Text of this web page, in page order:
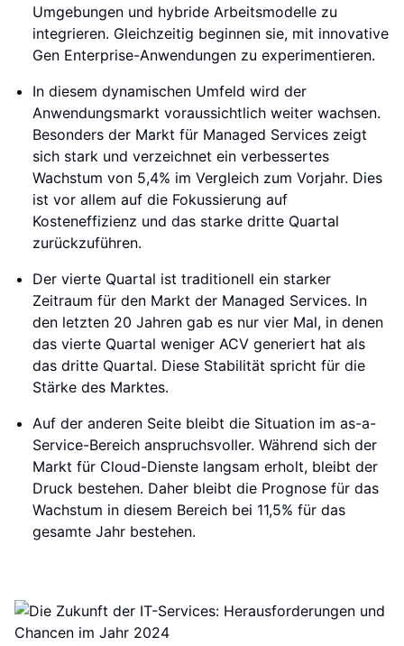
Umgebungen und hybride Arbeitsmodelle zu
integrieren. Gleichzeitig beginnen sie, mit innovative
Gen Enterprise-Anwendungen zu experimentieren.
In diesem dynamischen Umfeld wird der
Anwendungsmarkt voraussichtlich weiter wachsen.
Besonders der Markt für Managed Services zeigt
sich stark und verzeichnet ein verbessertes
Wachstum von 5,4% im Vergleich zum Vorjahr. Dies
ist vor allem auf die Fokussierung auf
Kosteneffizienz und das starke dritte Quartal
zurückzuführen.
Der vierte Quartal ist traditionell ein starker
Zeitraum für den Markt der Managed Services. In
den letzten 20 Jahren gab es nur vier Mal, in denen
das vierte Quartal weniger ACV generiert hat als
das dritte Quartal. Diese Stabilität spricht für die
Stärke des Marktes.
Auf der anderen Seite bleibt die Situation im as-a-
Service-Bereich anspruchsvoller. Während sich der
Markt für Cloud-Dienste langsam erholt, bleibt der
Druck bestehen. Daher bleibt die Prognose für das
Wachstum in diesem Bereich bei 11,5% für das
gesamte Jahr bestehen.